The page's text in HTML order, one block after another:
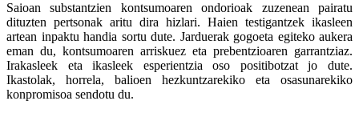
Saioan substantzien kontsumoaren ondorioak zuzenean pairatu
dituzten pertsonak aritu dira hizlari. Haien testigantzek ikasleen
artean inpaktu handia sortu dute. Jarduerak gogoeta egiteko aukera
eman du, kontsumoaren arriskuez eta prebentzioaren garrantziaz.
Irakasleek eta ikasleek esperientzia oso positibotzat jo dute.
Ikastolak, horrela, balioen hezkuntzarekiko eta osasunarekiko
konpromisoa sendotu du.